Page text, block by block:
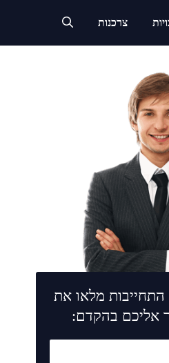
צרכנות
התחייבות מלאו את
אליכם בהקדם: